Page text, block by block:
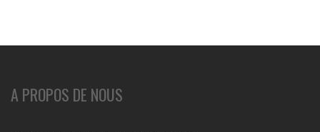
A PROPOS DE NOUS